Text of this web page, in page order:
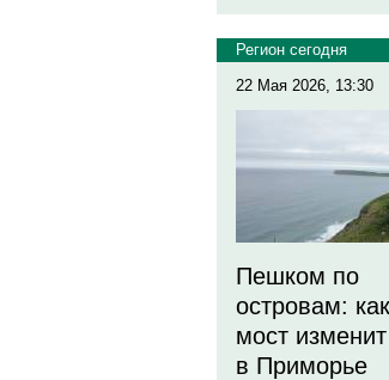
Регион сегодня
22 Мая 2026, 13:30
Пешком по
островам:
мост
в Приморье